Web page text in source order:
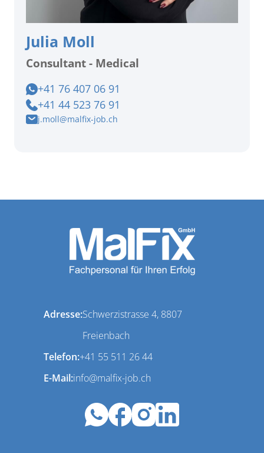
Julia Moll
Consultant - Medical
+41 76 407 06 91
+41 44 523 76 91
j.moll@malfix-job.ch
Adresse:Schwerzistrasse 4, 8807
Freienbach
Telefon:+41 55 511 26 44
E-Mail:info@malfix-job.ch